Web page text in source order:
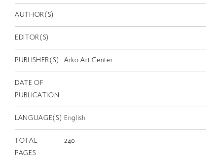
AUTHOR(S)
EDITOR(S)
PUBLISHER(S) Arko Art Center
DATE OF
PUBLICATION
LANGUAGE(S) English
TOTAL
PAGES
240